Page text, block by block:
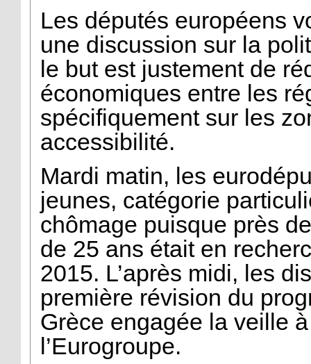
Les députés européens
une discussion sur la
le but est justement de
économiques entre les
spécifiquement sur les
accessibilité.
Mardi matin, les
jeunes, catégorie
chômage puisque près
de 25 ans était en
2015. L’après midi, les
première révision du
Grèce engagée la veille
l’Eurogroupe.